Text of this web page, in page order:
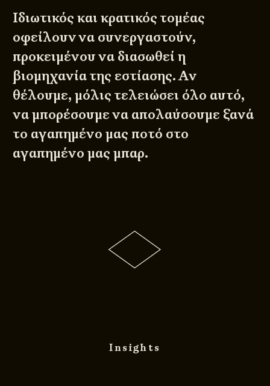
Ιδιωτικός και κρατικός τομέας
οφείλουν να συνεργαστούν,
προκειμένου να διασωθεί η
βιομηχανία της εστίασης. Αν
θέλουμε, μόλις τελειώσει όλο αυτό,
να μπορέσουμε να απολαύσουμε ξανά
το αγαπημένο μας ποτό στο
αγαπημένο μας μπαρ.
Insights